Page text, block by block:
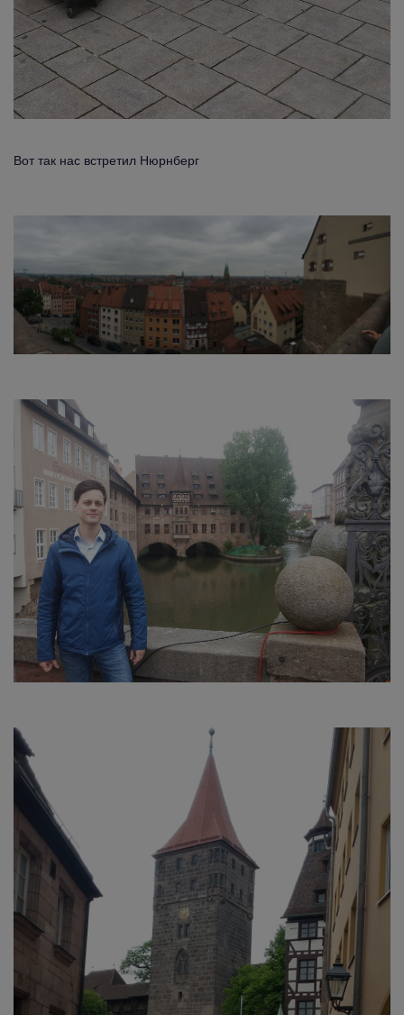
Вот так нас встретил Нюрнберг